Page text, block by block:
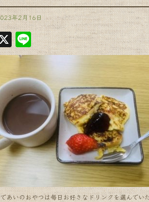
年2月16日
X Li
n
あいのおやつは毎日お好きなドリンクを選んでい